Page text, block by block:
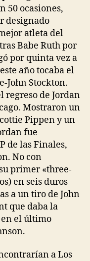
50 ocasiones,
designado
atleta del
Babe Ruth por
por quinta vez a
año tocaba el
John Stockton.
regreso de Jordan
Mostraron un
Pippen y un
fue
de las Finales,
No con
primer «three-
en seis duros
a un tiro de John
que daba la
en el último
a Los